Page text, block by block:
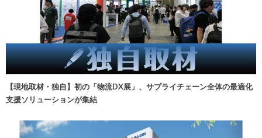
【現地取材・独自】初の「物流DX展」、サプライチェーン全体の最適化
支援ソリューションが集結